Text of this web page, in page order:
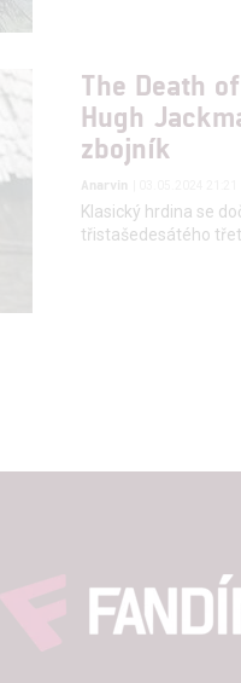
The Death
Hugh
zbojník
Anarvin
Klasický hrdina se
třistašedesátého